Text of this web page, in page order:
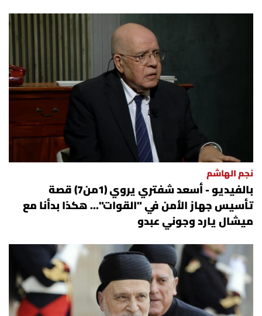
نجم الهاشم
بالفيديو - أسعد شفتري يروي (1من7) قصة
تأسيس جهاز الأمن في "القوات"... هكذا بدأنا مع
ميشال يارد وجوني عبدو